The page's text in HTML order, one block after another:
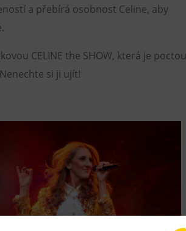
a přebírá osobnost Celine, aby
CELINE the SHOW, která je poctou
si ji ujít!